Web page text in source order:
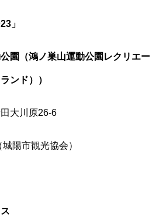
」
園（鴻ノ巣山運動公園レクリエー
ンド））
大川原26-6
陽市観光協会）